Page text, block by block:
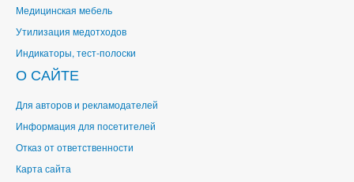
Медицинская мебель
Утилизация медотходов
Индикаторы, тест-полоски
О САЙТЕ
Для авторов и рекламодателей
Информация для посетителей
Отказ от ответственности
Карта сайта